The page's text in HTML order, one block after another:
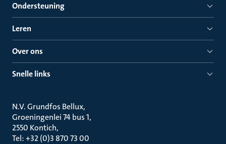
Ondersteuning
Leren
Over ons
Snelle links
N.V. Grundfos Bellux
Groeningenlei 74 bus 1
2550 Kontich
Tel: +32 (0)3 870 73 00